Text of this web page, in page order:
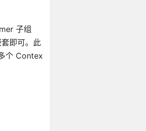
子组
即可。此
个 Contex